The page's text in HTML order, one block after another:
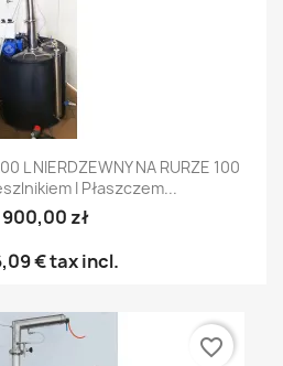
L NIERDZEWNY NA RURZE 100
I Płaszczem...
900,00 zł
€tax incl.
favorite_border